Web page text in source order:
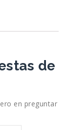
de
en preguntar